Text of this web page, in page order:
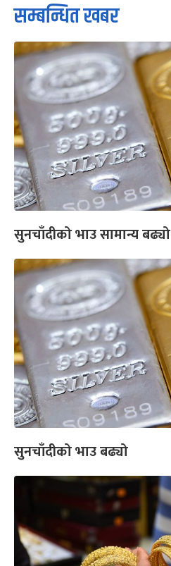
सम्बन्धित खबर
सुनचाँदीको भाउ सामान्य बढ्यो
सुनचाँदीको भाउ बढ्यो